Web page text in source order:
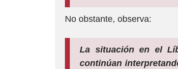
No obstante, observa:
La situación en el
continúan